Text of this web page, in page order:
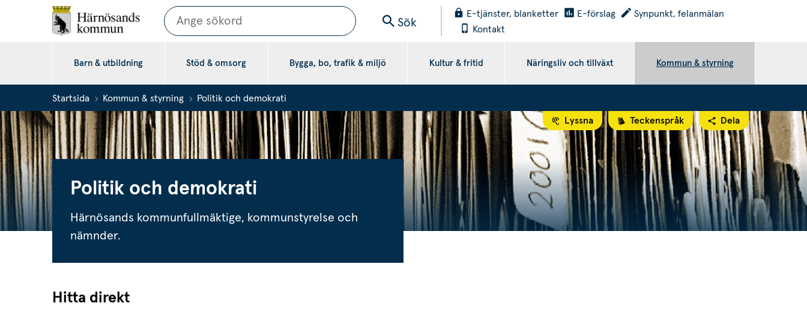
Sök
Sök
E-tjänster, blanketter E-förslag
Synpunkt, felanmälan
Kontakt
Barn & utbildning Stöd & omsorg Bygga, bo, trafik & miljö Kultur & fritid Näringsliv och tillväxt Kommun & styrning
Startsida Kommun & styrning Politik och demokrati
Lyssna Teckenspråk Dela
Politik och demokrati
Härnösands kommunfullmäktige, kommunstyrelse och
nämnder.
Hitta direkt